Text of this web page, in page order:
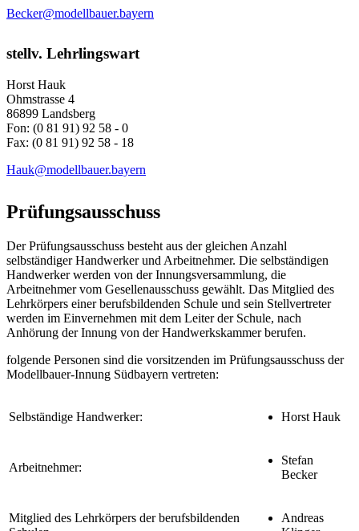
Becker@modellbauer.bayern
stellv. Lehrlingswart
Horst Hauk
Ohmstrasse 4
86899 Landsberg
Fon: (0 81 91) 92 58 - 0
Fax: (0 81 91) 92 58 - 18
Hauk@modellbauer.bayern
Prüfungsausschuss
Der Prüfungsausschuss besteht aus der gleichen Anzahl
selbständiger Handwerker und Arbeitnehmer. Die selbständigen
Handwerker werden von der Innungsversammlung, die
Arbeitnehmer vom Gesellenausschuss gewählt. Das Mitglied des
Lehrkörpers einer berufsbildenden Schule und sein Stellvertreter
werden im Einvernehmen mit dem Leiter der Schule, nach
Anhörung der Innung von der Handwerkskammer berufen.
folgende Personen sind die vorsitzenden im Prüfungsausschuss der
Modellbauer-Innung Südbayern vertreten:
Selbständige Handwerker: Horst Hauk
Arbeitnehmer:
Stefan
Becker
Mitglied des Lehrkörpers der berufsbildenden
Andreas